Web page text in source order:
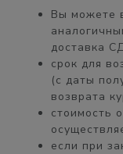
Вы можете
доставка
срок для
(с даты
возврата
стоимость
если при